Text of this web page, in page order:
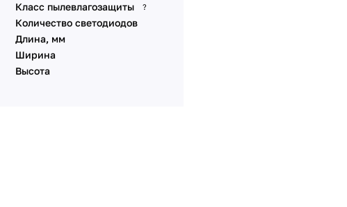
Класс пылевлагозащиты
?
Количество светодиодов
Длина, мм
Ширина
Высота